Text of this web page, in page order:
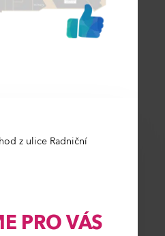
z ulice Radniční
PRO VÁS